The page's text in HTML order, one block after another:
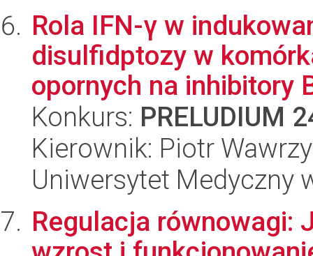
Rola IFN-γ w
disulfidptozy w
opornych na inhibitory
Konkurs: PRELUDIUM
Kierownik: Piotr
Uniwersytet Medyczny
Regulacja równowagi: